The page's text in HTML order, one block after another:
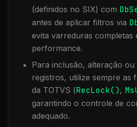
(definidos no SIX) com
antes de aplicar filtros via
evita varreduras completas
performance.
Para inclusão, alteração ou
registros, utilize sempre as
da TOTVS (RecLock(),
garantindo o controle de
adequado.